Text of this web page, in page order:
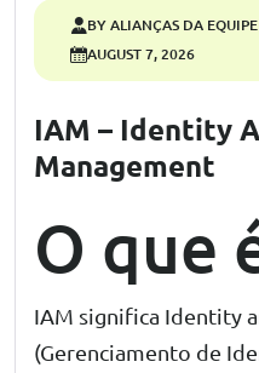
BY ALIANÇAS DA
AUGUST 7, 2026
IAM – Identity
Management
O que
IAM significa Identity
(Gerenciamento de